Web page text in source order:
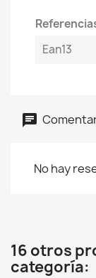
Ean13
No hay
16 otros
categoría: